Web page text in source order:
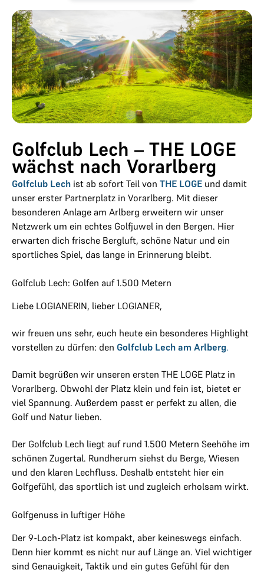
Golfclub Lech – THE LOGE
wächst nach Vorarlberg
Golfclub Lech ist ab sofort Teil von THE LOGE und damit
unser erster Partnerplatz in Vorarlberg. Mit dieser
besonderen Anlage am Arlberg erweitern wir unser
Netzwerk um ein echtes Golfjuwel in den Bergen. Hier
erwarten dich frische Bergluft, schöne Natur und ein
sportliches Spiel, das lange in Erinnerung bleibt.
Golfclub Lech: Golfen auf 1.500 Metern
Liebe LOGIANERIN, lieber LOGIANER,
wir freuen uns sehr, euch heute ein besonderes Highlight
vorstellen zu dürfen: den Golfclub Lech am Arlberg.
Damit begrüßen wir unseren ersten THE LOGE Platz in
Vorarlberg. Obwohl der Platz klein und fein ist, bietet er
viel Spannung. Außerdem passt er perfekt zu allen, die
Golf und Natur lieben.
Der Golfclub Lech liegt auf rund 1.500 Metern Seehöhe im
schönen Zugertal. Rundherum siehst du Berge, Wiesen
und den klaren Lechfluss. Deshalb entsteht hier ein
Golfgefühl, das sportlich ist und zugleich erholsam wirkt.
Golfgenuss in luftiger Höhe
Der 9-Loch-Platz ist kompakt, aber keineswegs einfach.
Denn hier kommt es nicht nur auf Länge an. Viel wichtiger
sind Genauigkeit, Taktik und ein gutes Gefühl für den